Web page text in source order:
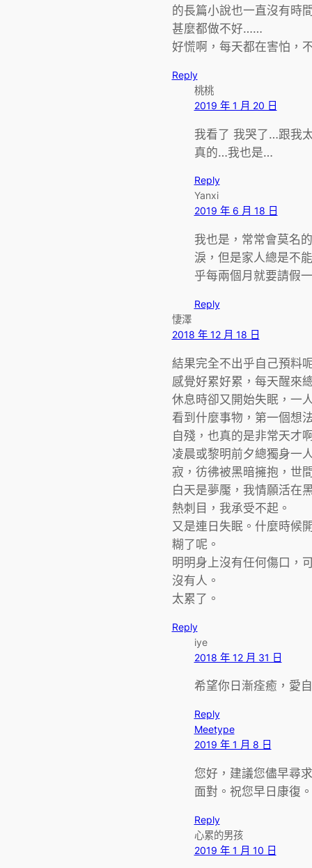
的長篇小說也一直沒有
甚麼都做不好……
好慌啊，每天都在害怕，
Reply
桃桃
2019 年 1 月 20 日
我看了 我哭了…跟我
真的…我也是…
Reply
Yanxi
2019 年 6 月 18 日
我也是，常常會莫名
淚，但是家人總是不
乎每兩個月就要請假
Reply
悽澤
2018 年 12 月 18 日
結果完全不出乎自己預料
感覺好累好累，每天醒來
休息時卻又開始失眠，一
看到什麼事物，第一個想
自殘，也真的是非常天才
凌晨或黎明前夕總獨身一
寂，彷彿被黑暗擁抱，世
白天是夢魘，我情願活在
熱刺目，我承受不起。
又是連日失眠。什麼時候
糊了呢。
明明身上沒有任何傷口，
沒有人。
太累了。
Reply
iye
2018 年 12 月 31 日
希望你日漸痊癒，愛
Reply
Meetype
2019 年 1 月 8 日
您好，建議您儘早尋
面對。祝您早日康復。
Reply
心累的男孩
2019 年 1 月 10 日